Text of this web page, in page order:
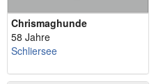
Chrismaghunde
58 Jahre
Schliersee